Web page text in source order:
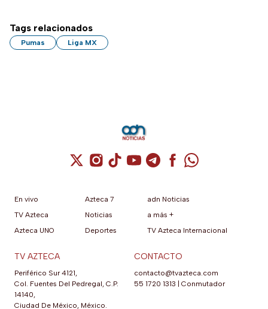
Tags relacionados
Pumas Liga MX
Cuenta de X / Twitter (se abre en una
Cuenta de Instagram (se abre en una
Cuenta de TikTok (se abre en
Cuenta de YouTube (se abre
Cuenta de Telegram (se
Cuenta de
Cuenta de
En vivo
TV Azteca
Azteca UNO
Azteca 7
Noticias
Deportes
adn Noticias
a más +
TV Azteca Internacional
TV AZTECA
Periférico Sur 4121,
Col. Fuentes Del Pedregal, C.P.
14140,
Ciudad De México, México.
CONTACTO
contacto@tvazteca.com
55 1720 1313 | Conmutador